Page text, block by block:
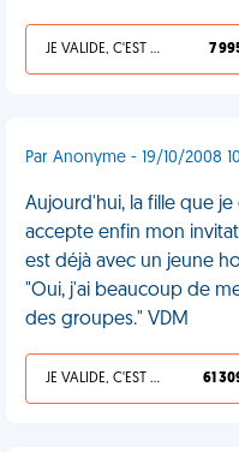
JE VALIDE, C'EST UNE VDM 7
Par Anonyme - 19/10/2008
Aujourd'hui, la fille que
accepte enfin mon
est déjà avec un jeune
"Oui, j'ai beaucoup de
des groupes." VDM
JE VALIDE, C'EST UNE VDM 61